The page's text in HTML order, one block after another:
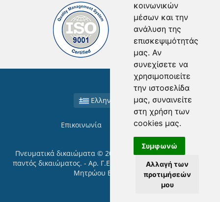
κοινωνικών
μέσων και την
ανάλυση της
επισκεψιμότητάς
μας. Αν
συνεχίσετε να
χρησιμοποιείτε
την ιστοσελίδα
μας, συναινείτε
στη χρήση των
cookies μας.
Συμφωνώ
Αλλαγή των
προτιμήσεών
μου
Ελληνικά / EUR
Επικοινωνία Όροι χρήσης
Πνευματικά δικαιώματα © 2026 ACCESSIT. Με επιφύλαξη
παντός δικαιώματος. - Αρ. Γ.Ε.ΜΗ: 006720901000 - Αριθμός
Μητρώου ΕΕΤΤ: 09038